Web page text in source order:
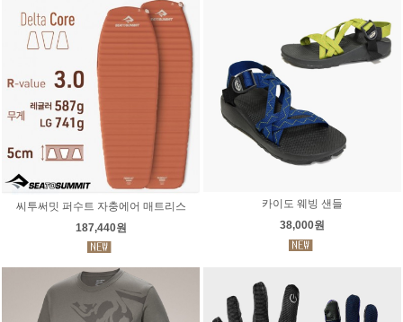
씨투써밋 퍼수트 자충에어 매트리스
187,440원
카이도 웨빙 샌들
38,000원